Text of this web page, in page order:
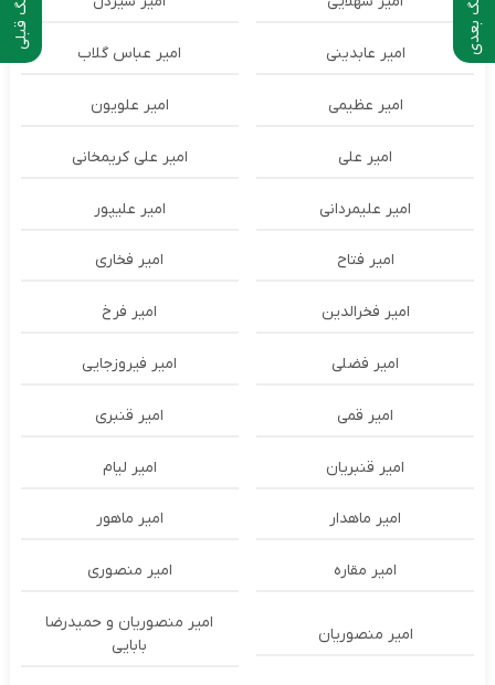
امیر عابدینی امیر عباس گلاب
امیر عظیمی امیر علویون
امیر علی امیر علی کریمخانی
امیر علیمردانی امیر علیپور
امیر فتاح امیر فخاری
امیر فخرالدین امیر فرخ
امیر فضلی امیر فیروزجایی
امیر قمی امیر قنبری
امیر قنبریان امیر لیام
امیر ماهدار امیر ماهور
امیر مقاره امیر منصوری
امیر منصوریان
امیر منصوریان و حمیدرضا
بابایی